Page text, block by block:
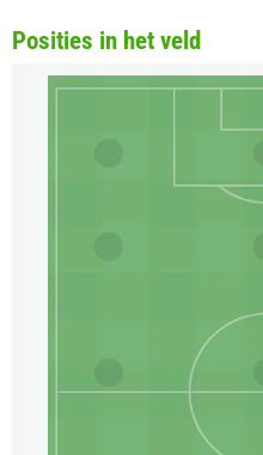
Posities in het veld